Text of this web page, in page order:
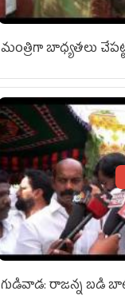
మంత్రిగా బాధ్యతలు
గుడివాడ: రాజన్న బడి